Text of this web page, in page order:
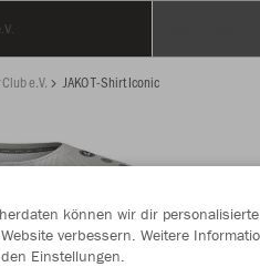
e.V. JAKO T-Shirt Iconic
können wir dir personalisierte
verbessern. Weitere
Einstellungen.